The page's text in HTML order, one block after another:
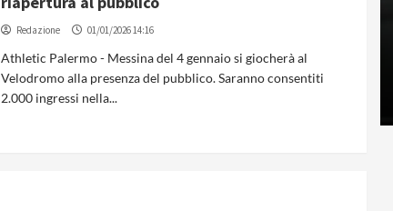
Redazione 01/01/2026 14:16
Athletic Palermo - Messina del 4 gennaio si giocherà al
Velodromo alla presenza del pubblico. Saranno consentiti
2.000 ingressi nella...